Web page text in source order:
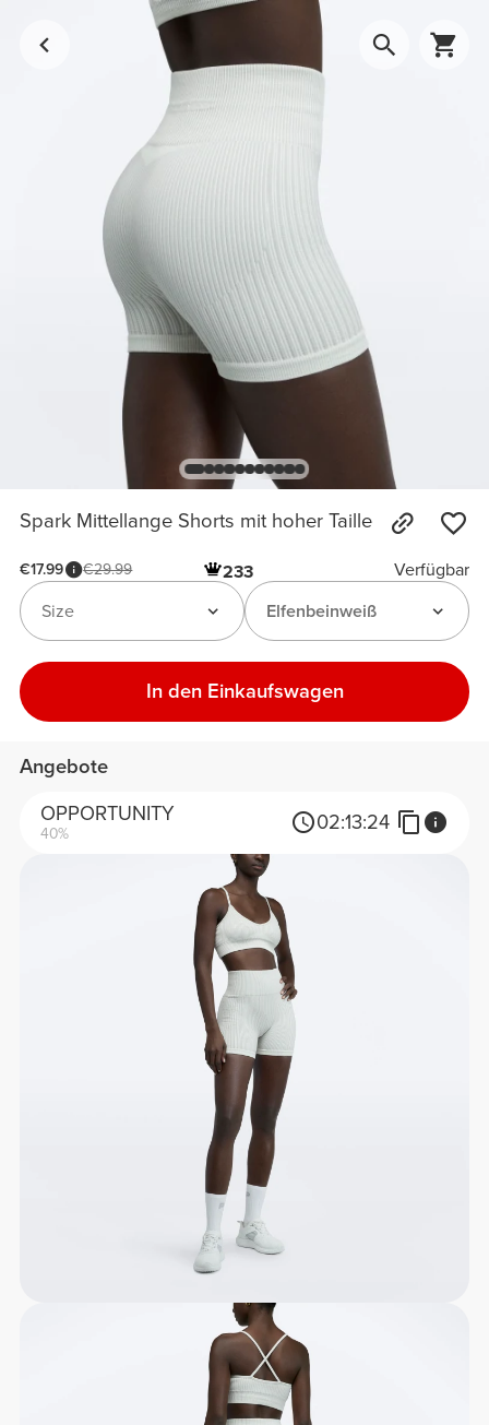
Spark Mittellange Shorts mit hoher Taille
€17.99 €29.99 233
Verfügbar
Elfenbeinweiß
Size
In den Einkaufswagen
Angebote
OPPORTUNITY
40% 02:13:24